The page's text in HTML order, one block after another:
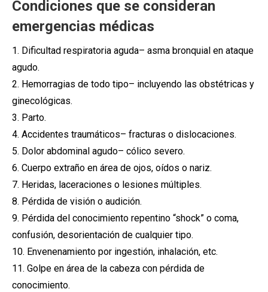
Condiciones que se consideran
emergencias médicas
1. Dificultad respiratoria aguda– asma bronquial en ataque
agudo.
2. Hemorragias de todo tipo– incluyendo las obstétricas y
ginecológicas.
3. Parto.
4. Accidentes traumáticos– fracturas o dislocaciones.
5. Dolor abdominal agudo– cólico severo.
6. Cuerpo extraño en área de ojos, oídos o nariz.
7. Heridas, laceraciones o lesiones múltiples.
8. Pérdida de visión o audición.
9. Pérdida del conocimiento repentino “shock” o coma,
confusión, desorientación de cualquier tipo.
10. Envenenamiento por ingestión, inhalación, etc.
11. Golpe en área de la cabeza con pérdida de
conocimiento.